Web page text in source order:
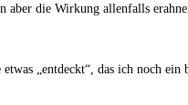
die Wirkung allenfalls
„entdeckt“, das ich noch